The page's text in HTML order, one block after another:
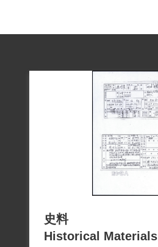
史料
Historical Materials